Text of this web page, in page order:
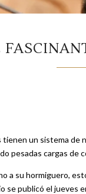
tienen un sistema
pesadas cargas de
a su hormiguero,
se publicó el jueves